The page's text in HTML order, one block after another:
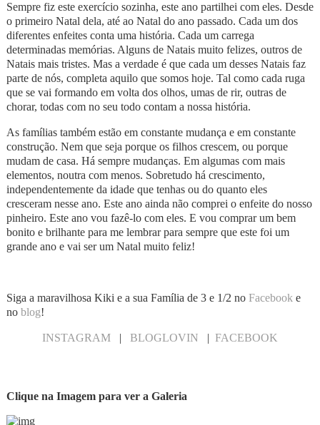
Sempre fiz este exercício sozinha, este ano partilhei com eles. Desde
o primeiro Natal dela, até ao Natal do ano passado. Cada um dos
diferentes enfeites conta uma história. Cada um carrega
determinadas memórias. Alguns de Natais muito felizes, outros de
Natais mais tristes. Mas a verdade é que cada um desses Natais faz
parte de nós, completa aquilo que somos hoje. Tal como cada ruga
que se vai formando em volta dos olhos, umas de rir, outras de
chorar, todas com no seu todo contam a nossa história.
As famílias também estão em constante mudança e em constante
construção. Nem que seja porque os filhos crescem, ou porque
mudam de casa. Há sempre mudanças. Em algumas com mais
elementos, noutra com menos. Sobretudo há crescimento,
independentemente da idade que tenhas ou do quanto eles
cresceram nesse ano. Este ano ainda não comprei o enfeite do nosso
pinheiro. Este ano vou fazê-lo com eles. E vou comprar um bem
bonito e brilhante para me lembrar para sempre que este foi um
grande ano e vai ser um Natal muito feliz!
Siga a maravilhosa Kiki e a sua Família de 3 e 1/2 noFacebooke
no blog!
INSTAGRAM| BLOGLOVIN | FACEBOOK
Clique na Imagem para ver a Galeria